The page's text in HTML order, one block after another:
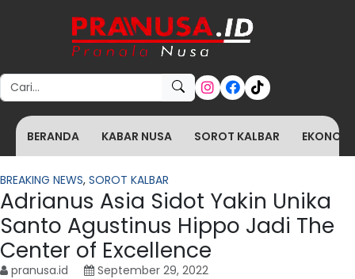
Search for:
BERANDA KABAR NUSA SOROT KALBAR
BREAKING NEWS, SOROT KALBAR
Adrianus Asia Sidot Yakin Unika
Santo Agustinus Hippo Jadi The
Center of Excellence
pranusa.id September 29, 2022